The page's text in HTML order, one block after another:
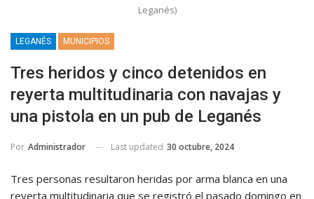
Leganés)
LEGANÉS MUNICIPIOS
Tres heridos y cinco detenidos en
reyerta multitudinaria con navajas y
una pistola en un pub de Leganés
Por Administrador Last updated 30 octubre, 2024
Tres personas resultaron heridas por arma blanca en una
reyerta multitudinaria que se registró el pasado domingo en